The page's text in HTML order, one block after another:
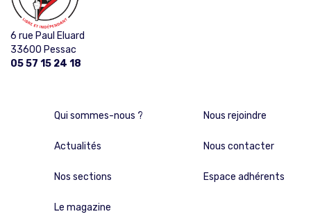
6 rue Paul Eluard
33600 Pessac
05 57 15 24 18
Qui sommes-nous ?
Actualités
Nos sections
Le magazine
Nous rejoindre
Nous contacter
Espace adhérents